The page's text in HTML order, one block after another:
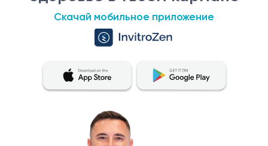
Скачай мобильное приложение